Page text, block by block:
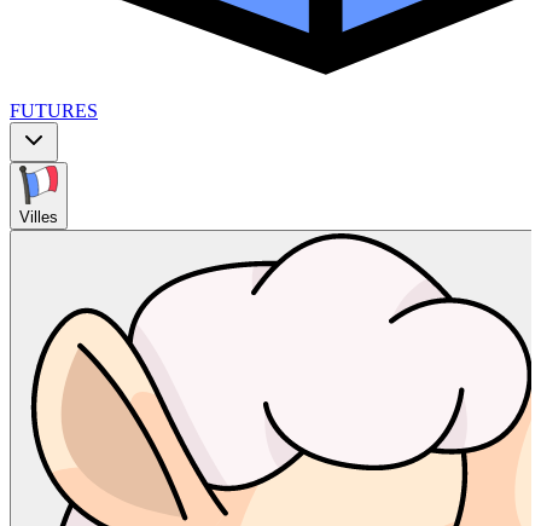
FUTURES
Villes